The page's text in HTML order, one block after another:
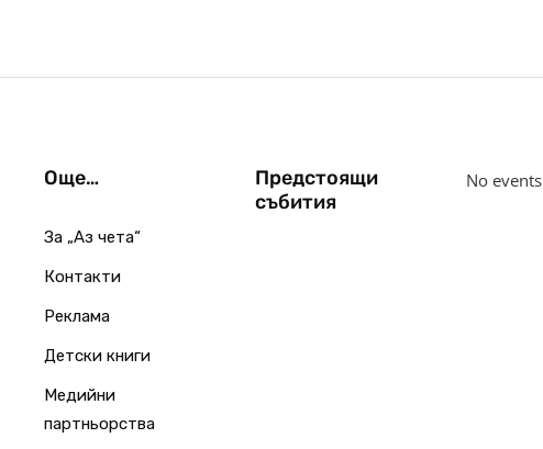
Още…
За „Аз чета“
Контакти
Реклама
Детски книги
Медийни
партньорства
Предстоящи
събития
No events